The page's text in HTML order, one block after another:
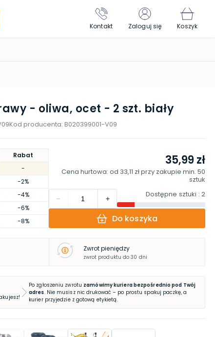
Kontakt Zaloguj się Koszyk
- oliwa, ocet - 2 szt. biały
Kod producenta: B020399001-V09
Rabat
-
-2%
-4%
-6%
-8%
35,99 zł
Cena hurtowa: od 33,11 złprzy zakupie min. 50
sztuk
Dostępne sztuki : 2
Do koszyka
Zwrot pieniędzy
zwrot produktu do 30 dni
Po zgłoszeniu zwrotu zamówimy kuriera bezpośrednio pod Twój
adres. Nie musisz nic drukować – po prostu spakuj paczkę, a
kurier przyjedzie z gotową etykietą.